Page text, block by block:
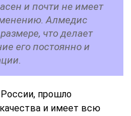
и почти не имеет
Алмедис
что делает
его постоянно и
прошло
и имеет всю